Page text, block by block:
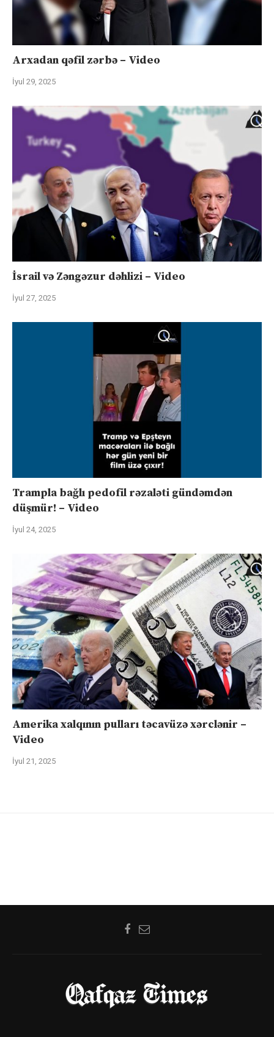
Arxadan qəfil zərbə – Video
İyul 29, 2025
İsrail və Zəngəzur dəhlizi – Video
İyul 27, 2025
Trampla bağlı pedofil rəzaləti gündəmdən
düşmür! – Video
İyul 24, 2025
Amerika xalqının pulları təcavüzə xərclənir –
Video
İyul 21, 2025